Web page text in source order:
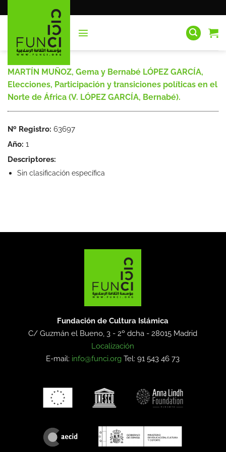
al
MARTÍN MUÑOZ, Gema y Bernabé LÓPEZ GARCÍA,
Elecciones, Participación y transiciones políticas en el
Norte de África (V. LÓPEZ GARCÍA, Bernabé).
Nº Registro: 63697
Año: 1
Descriptores:
Sin clasificación específica
Fundación de Cultura Islámica
C/ Guzmán el Bueno, 3 - 2º dcha -28015 Madrid
Localización
E-mail: info@funci.org Tel: 91 543 46 73